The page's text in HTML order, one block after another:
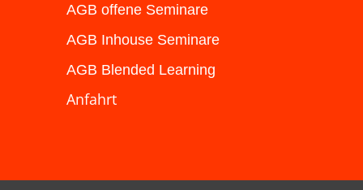
AGB offene Seminare
AGB Inhouse Seminare
AGB Blended Learning
Anfahrt